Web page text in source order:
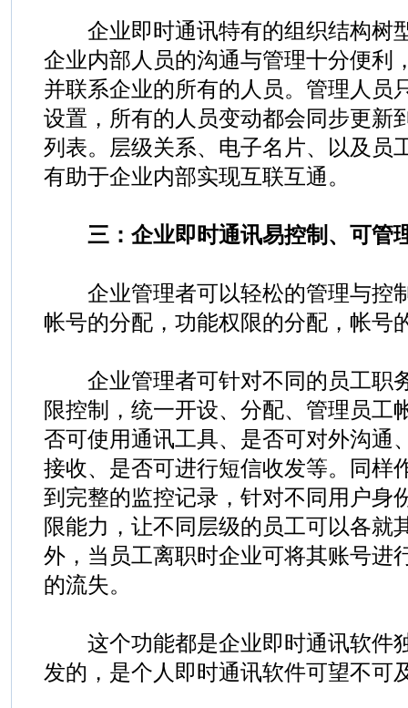
企业即时通讯特有的组织结构树
企业内部人员的沟通与管理十分便利
并联系企业的所有的人员。管理人员
设置，所有的人员变动都会同步更新
列表。层级关系、电子名片、以及员
有助于企业内部实现互联互通。
三：企业即时通讯易控制、可管
企业管理者可以轻松的管理与控
帐号的分配，功能权限的分配，帐号
企业管理者可针对不同的员工职
限控制，统一开设、分配、管理员工
否可使用通讯工具、是否可对外沟通
接收、是否可进行短信收发等。同样
到完整的监控记录，针对不同用户身
限能力，让不同层级的员工可以各就
外，当员工离职时企业可将其账号进
的流失。
这个功能都是企业即时通讯软件
发的，是个人即时通讯软件可望不可